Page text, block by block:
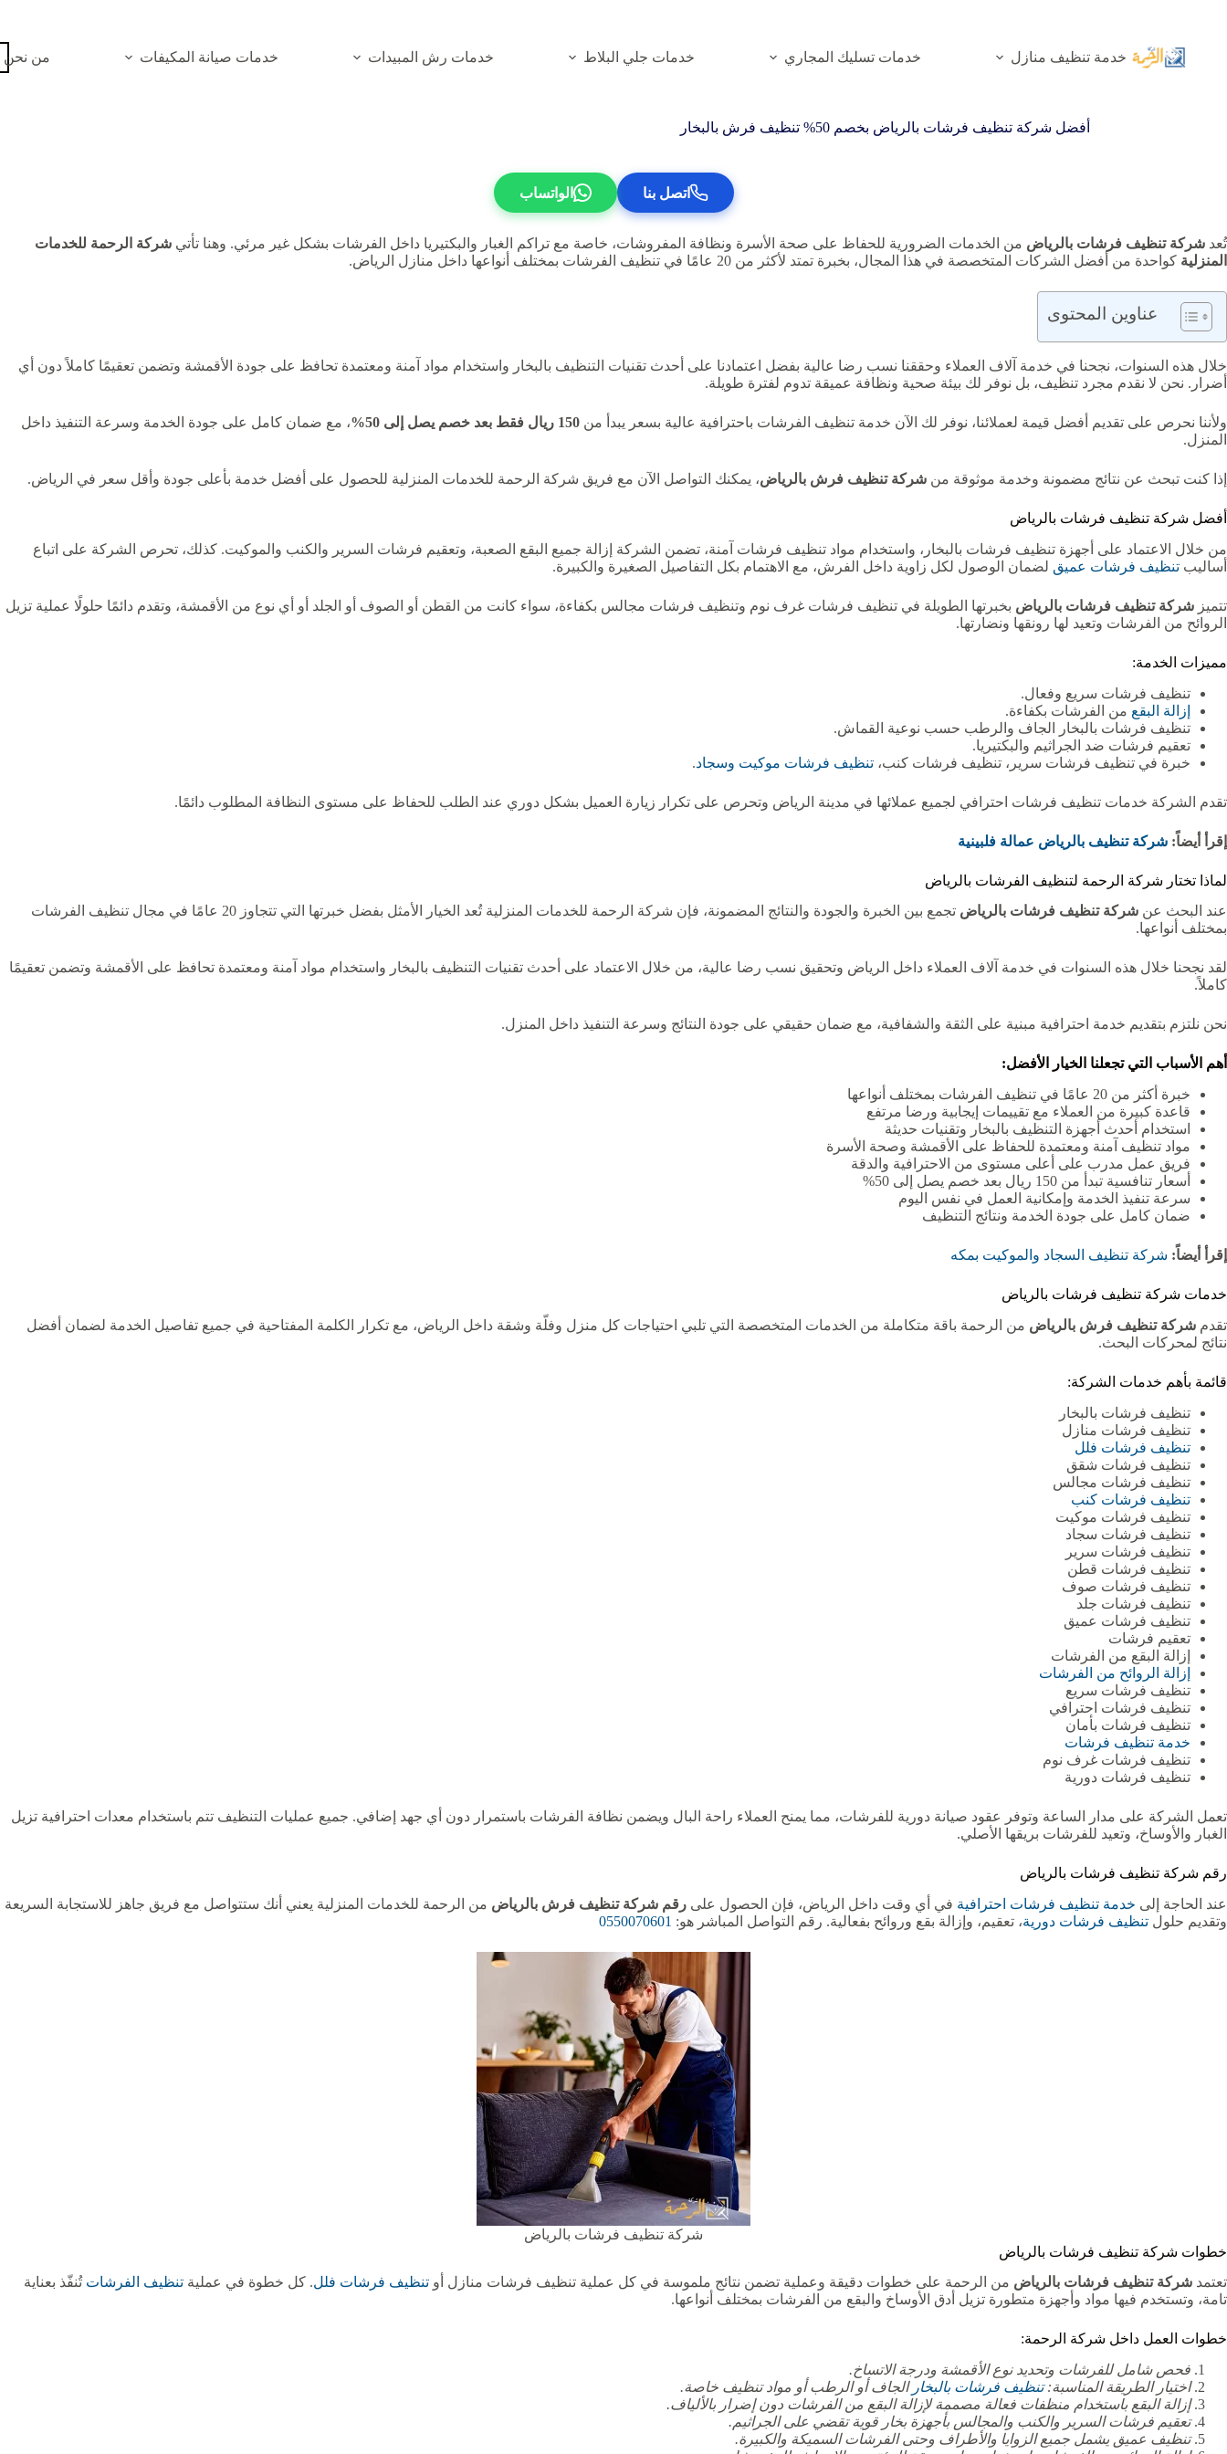
خدمة تنظيف منازل
خدمات تسليك المجاري خدمات جلي البلاط خدمات رش المبيدات خدمات صيانة المكيفات من نحن
أفضل شركة تنظيف فرشات بالرياض بخصم 50% تنظيف فرش بالبخار
اتصل بنا الواتساب
تُعد شركة تنظيف فرشات بالرياض من الخدمات الضرورية للحفاظ على صحة الأسرة ونظافة المفروشات، خاصة مع تراكم الغبار والبكتيريا داخل الفرشات بشكل غير مرئي. وهنا تأتي شركة الرحمة للخدمات
المنزلية كواحدة من أفضل الشركات المتخصصة في هذا المجال، بخبرة تمتد لأكثر من 20 عامًا في تنظيف الفرشات بمختلف أنواعها داخل منازل الرياض.
عناوين المحتوى
خلال هذه السنوات، نجحنا في خدمة آلاف العملاء وحققنا نسب رضا عالية بفضل اعتمادنا على أحدث تقنيات التنظيف بالبخار واستخدام مواد آمنة ومعتمدة تحافظ على جودة الأقمشة وتضمن تعقيمًا كاملاً دون أي
أضرار. نحن لا نقدم مجرد تنظيف، بل نوفر لك بيئة صحية ونظافة عميقة تدوم لفترة طويلة.
ولأننا نحرص على تقديم أفضل قيمة لعملائنا، نوفر لك الآن خدمة تنظيف الفرشات باحترافية عالية بسعر يبدأ من 150 ريال فقط بعد خصم يصل إلى 50%
، مع ضمان كامل على جودة الخدمة وسرعة التنفيذ داخل
المنزل.
إذا كنت تبحث عن نتائج مضمونة وخدمة موثوقة من شركة تنظيف فرش بالرياض، يمكنك التواصل الآن مع فريق شركة الرحمة للخدمات المنزلية للحصول على أفضل خدمة بأعلى جودة وأقل سعر في الرياض.
أفضل شركة تنظيف فرشات بالرياض
من خلال الاعتماد على أجهزة تنظيف فرشات بالبخار، واستخدام مواد تنظيف فرشات آمنة، تضمن الشركة إزالة جميع البقع الصعبة، وتعقيم فرشات السرير والكنب والموكيت. كذلك، تحرص الشركة على اتباع
أساليب تنظيف فرشات عميق لضمان الوصول لكل زاوية داخل الفرش، مع الاهتمام بكل التفاصيل الصغيرة والكبيرة.
تتميز شركة تنظيف فرشات بالرياض بخبرتها الطويلة في تنظيف فرشات غرف نوم وتنظيف فرشات مجالس بكفاءة، سواء كانت من القطن أو الصوف أو الجلد أو أي نوع من الأقمشة، وتقدم دائمًا حلولًا عملية تزيل
الروائح من الفرشات وتعيد لها رونقها ونضارتها.
مميزات الخدمة:
تنظيف فرشات سريع وفعال.
إزالة البقع من الفرشات بكفاءة.
تنظيف فرشات بالبخار الجاف والرطب حسب نوعية القماش.
تعقيم فرشات ضد الجراثيم والبكتيريا.
خبرة في تنظيف فرشات سرير، تنظيف فرشات كنب، تنظيف فرشات موكيت وسجاد.
تقدم الشركة خدمات تنظيف فرشات احترافي لجميع عملائها في مدينة الرياض وتحرص على تكرار زيارة العميل بشكل دوري عند الطلب للحفاظ على مستوى النظافة المطلوب دائمًا.
إقرأ أيضاً: شركة تنظيف بالرياض عمالة فلبينية
لماذا تختار شركة الرحمة لتنظيف الفرشات بالرياض
عند البحث عن شركة تنظيف فرشات بالرياض
تجمع بين الخبرة والجودة والنتائج المضمونة، فإن شركة الرحمة للخدمات المنزلية تُعد الخيار الأمثل بفضل خبرتها التي تتجاوز 20 عامًا في مجال تنظيف الفرشات
بمختلف أنواعها.
لقد نجحنا خلال هذه السنوات في خدمة آلاف العملاء داخل الرياض وتحقيق نسب رضا عالية، من خلال الاعتماد على أحدث تقنيات التنظيف بالبخار واستخدام مواد آمنة ومعتمدة تحافظ على الأقمشة وتضمن تعقيمًا
كاملاً.
نحن نلتزم بتقديم خدمة احترافية مبنية على الثقة والشفافية، مع ضمان حقيقي على جودة النتائج وسرعة التنفيذ داخل المنزل.
أهم الأسباب التي تجعلنا الخيار الأفضل:
خبرة أكثر من 20 عامًا في تنظيف الفرشات بمختلف أنواعها
قاعدة كبيرة من العملاء مع تقييمات إيجابية ورضا مرتفع
استخدام أحدث أجهزة التنظيف بالبخار وتقنيات حديثة
مواد تنظيف آمنة ومعتمدة للحفاظ على الأقمشة وصحة الأسرة
فريق عمل مدرب على أعلى مستوى من الاحترافية والدقة
أسعار تنافسية تبدأ من 150 ريال بعد خصم يصل إلى 50%
سرعة تنفيذ الخدمة وإمكانية العمل في نفس اليوم
ضمان كامل على جودة الخدمة ونتائج التنظيف
إقرأ أيضاً: شركة تنظيف السجاد والموكيت بمكه
خدمات شركة تنظيف فرشات بالرياض
تقدم شركة تنظيف فرش بالرياض من الرحمة باقة متكاملة من الخدمات المتخصصة التي تلبي احتياجات كل منزل وفلّة وشقة داخل الرياض، مع تكرار الكلمة المفتاحية في جميع تفاصيل الخدمة لضمان أفضل
نتائج لمحركات البحث.
قائمة بأهم خدمات الشركة:
تنظيف فرشات بالبخار
تنظيف فرشات منازل
تنظيف فرشات فلل
تنظيف فرشات شقق
تنظيف فرشات مجالس
تنظيف فرشات كنب
تنظيف فرشات موكيت
تنظيف فرشات سجاد
تنظيف فرشات سرير
تنظيف فرشات قطن
تنظيف فرشات صوف
تنظيف فرشات جلد
تنظيف فرشات عميق
تعقيم فرشات
إزالة البقع من الفرشات
إزالة الروائح من الفرشات
تنظيف فرشات سريع
تنظيف فرشات احترافي
تنظيف فرشات بأمان
خدمة تنظيف فرشات
تنظيف فرشات غرف نوم
تنظيف فرشات دورية
تعمل الشركة على مدار الساعة وتوفر عقود صيانة دورية للفرشات، مما يمنح العملاء راحة البال ويضمن نظافة الفرشات باستمرار دون أي جهد إضافي. جميع عمليات التنظيف تتم باستخدام معدات احترافية تزيل
الغبار والأوساخ، وتعيد للفرشات بريقها الأصلي.
رقم شركة تنظيف فرشات بالرياض
عند الحاجة إلى خدمة تنظيف فرشات احترافية في أي وقت داخل الرياض، فإن الحصول على رقم شركة تنظيف فرش بالرياض من الرحمة للخدمات المنزلية يعني أنك ستتواصل مع فريق جاهز للاستجابة السريعة
وتقديم حلول تنظيف فرشات دورية، تعقيم، وإزالة بقع وروائح بفعالية. رقم التواصل المباشر هو: 0550070601
شركة تنظيف فرشات بالرياض
خطوات شركة تنظيف فرشات بالرياض
تعتمد شركة تنظيف فرشات بالرياض من الرحمة على خطوات دقيقة وعملية تضمن نتائج ملموسة في كل عملية تنظيف فرشات منازل أو تنظيف فرشات فلل. كل خطوة في عملية تنظيف الفرشات تُنفّذ بعناية
تامة، وتستخدم فيها مواد وأجهزة متطورة تزيل أدق الأوساخ والبقع من الفرشات بمختلف أنواعها.
خطوات العمل داخل شركة الرحمة:
فحص شامل للفرشات وتحديد نوع الأقمشة ودرجة الاتساخ.
اختيار الطريقة المناسبة:تنظيف فرشات بالبخار الجاف أو الرطب أو مواد تنظيف خاصة.
إزالة البقع باستخدام منظفات فعالة مصممة لإزالة البقع من الفرشات دون إضرار بالألياف.
تعقيم فرشات السرير والكنب والمجالس بأجهزة بخار قوية تقضي على الجراثيم.
تنظيف عميق يشمل جميع الزوايا والأطراف وحتى الفرشات السميكة والكبيرة.